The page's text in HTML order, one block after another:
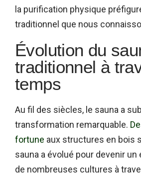
la purification physique
traditionnel que nous
Évolution du
traditionnel à
temps
Au fil des siècles, le sauna a
transformation remarquable.
fortune aux structures en bois
sauna a évolué pour devenir un
de nombreuses cultures à